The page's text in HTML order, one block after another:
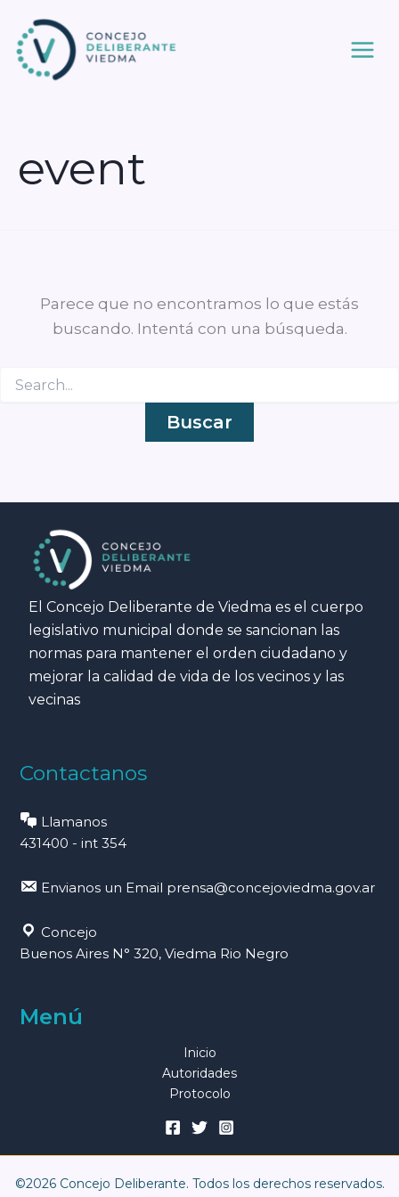
contenido
event
Parece que no encontramos lo que estás
buscando. Intentá con una búsqueda.
por:
El Concejo Deliberante de Viedma es el cuerpo
legislativo municipal donde se sancionan las
normas para mantener el orden ciudadano y
mejorar la calidad de vida de los vecinos y las
vecinas
Contactanos
Llamanos
431400 - int 354
Envianos un Email prensa@concejoviedma.gov.ar
Concejo
Buenos Aires N° 320, Viedma Rio Negro
Menú
Inicio
Autoridades
Protocolo
©2026 Concejo Deliberante. Todos los derechos reservados.